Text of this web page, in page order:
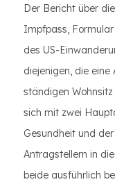
Der Bericht über
Impfpass,
des US-
diejenigen, die eine
ständigen
sich mit zwei
Gesundheit und
Antragstellern in
beide ausführlich